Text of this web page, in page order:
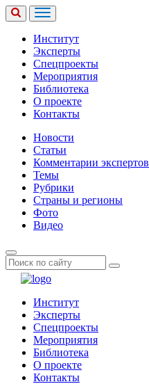
Институт
Эксперты
Спецпроекты
Мероприятия
Библиотека
О проекте
Контакты
Новости
Статьи
Комментарии экспертов
Темы
Рубрики
Страны и регионы
Фото
Видео
Институт
Эксперты
Спецпроекты
Мероприятия
Библиотека
О проекте
Контакты